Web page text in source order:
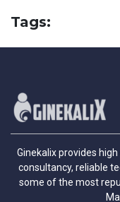
Tags:
Ginekalix provides
consultancy, reliable
some of the most